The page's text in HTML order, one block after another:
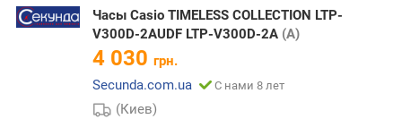
Часы Casio TIMELESS COLLECTION LTP-
V300D-2AUDF LTP-V300D-2A (A)
4 030 грн.
Secunda.com.ua
С нами 8 лет
(Киев)